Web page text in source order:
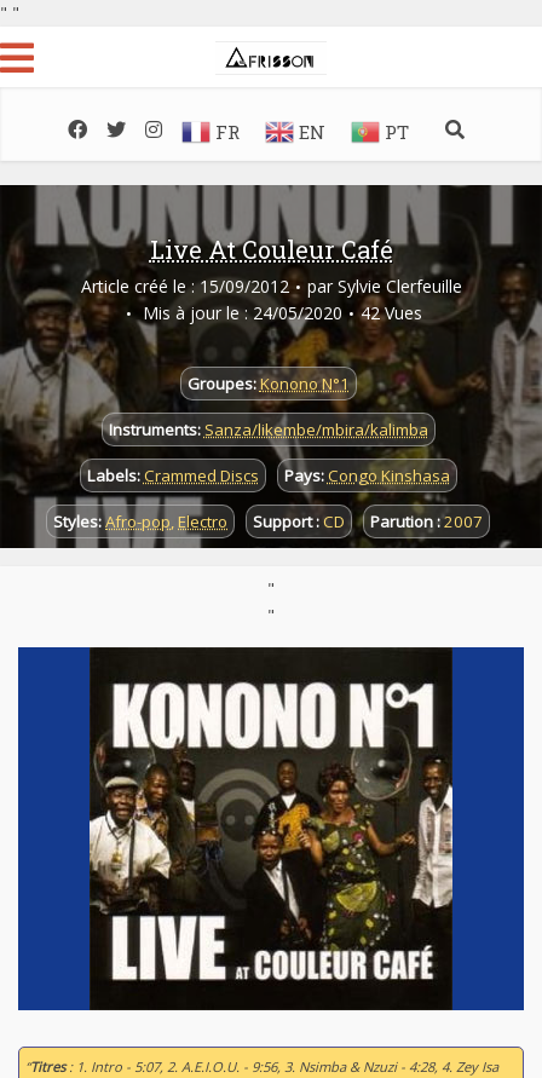
" "
FR EN PT
Live At Couleur Café
Article créé le : 15/09/2012 par Sylvie Clerfeuille
Mis à jour le : 24/05/2020
42 Vues
Groupes:Konono N°1
Instruments: Sanza/likembe/mbira/kalimba
Labels:Crammed Discs Pays:Congo Kinshasa
Styles:Afro-pop, Electro Support :CD Parution :2007
"
"
“Titres: 1. Intro - 5:07, 2. A.E.I.O.U. - 9:56, 3. Nsimba & Nzuzi - 4:28, 4. Zey Isa